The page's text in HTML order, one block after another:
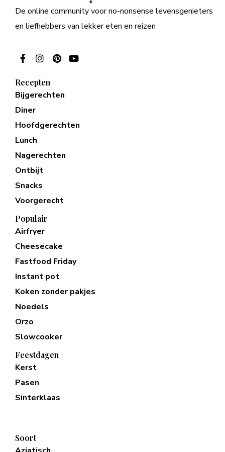
De online community voor no-nonsense levensgenieters
en liefhebbers van lekker eten en reizen
Recepten
Bijgerechten
Diner
Hoofdgerechten
Lunch
Nagerechten
Ontbijt
Snacks
Voorgerecht
Populair
Airfryer
Cheesecake
Fastfood Friday
Instant pot
Koken zonder pakjes
Noedels
Orzo
Slowcooker
Feestdagen
Kerst
Pasen
Sinterklaas
Soort